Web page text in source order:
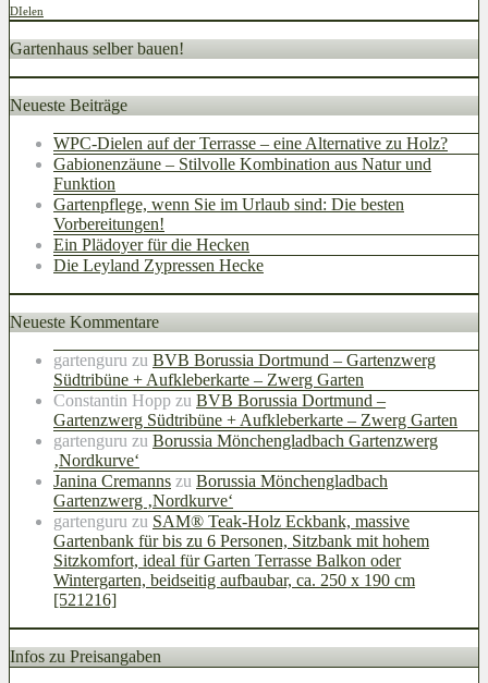
DIelen
Gartenhaus selber bauen!
Neueste Beiträge
WPC-Dielen auf der Terrasse – eine Alternative zu Holz?
Gabionenzäune – Stilvolle Kombination aus Natur und
Funktion
Gartenpflege, wenn Sie im Urlaub sind: Die besten
Vorbereitungen!
Ein Plädoyer für die Hecken
Die Leyland Zypressen Hecke
Neueste Kommentare
gartenguru zu BVB Borussia Dortmund – Gartenzwerg
Südtribüne + Aufkleberkarte – Zwerg Garten
Constantin Hopp zu BVB Borussia Dortmund –
Gartenzwerg Südtribüne + Aufkleberkarte – Zwerg Garten
gartenguru zu Borussia Mönchengladbach Gartenzwerg
‚Nordkurve‘
Janina Cremanns zu Borussia Mönchengladbach
Gartenzwerg ‚Nordkurve‘
gartenguru zu SAM® Teak-Holz Eckbank, massive
Gartenbank für bis zu 6 Personen, Sitzbank mit hohem
Sitzkomfort, ideal für Garten Terrasse Balkon oder
Wintergarten, beidseitig aufbaubar, ca. 250 x 190 cm
[521216]
Infos zu Preisangaben